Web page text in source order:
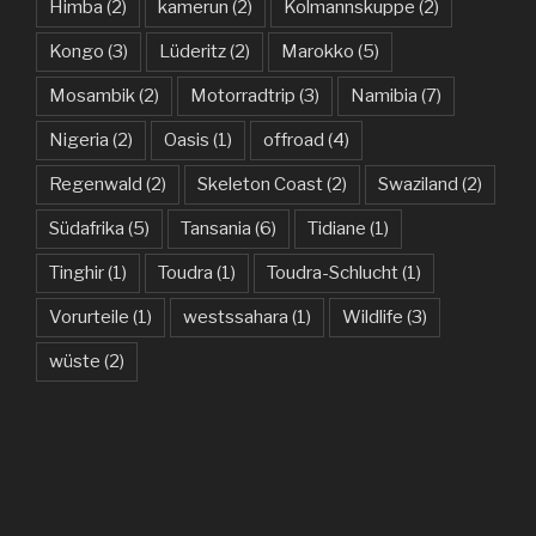
Himba (2) kamerun (2) Kolmannskuppe (2)
Kongo (3) Lüderitz(2) Marokko (5)
Mosambik(2) Motorradtrip (3) Namibia (7)
Nigeria (2) Oasis (1) offroad (4)
Regenwald (2) Skeleton Coast(2) Swaziland (2)
Südafrika (5) Tansania (6) Tidiane (1)
Tinghir(1) Toudra (1) Toudra-Schlucht(1)
Vorurteile (1) westssahara (1) Wildlife (3)
wüste (2)